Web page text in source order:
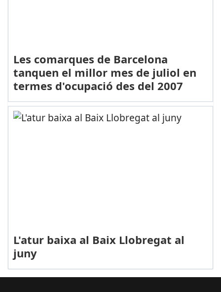
Les comarques de Barcelona
tanquen el millor mes de juliol en
termes d'ocupació des del 2007
L'atur baixa al Baix Llobregat al
juny